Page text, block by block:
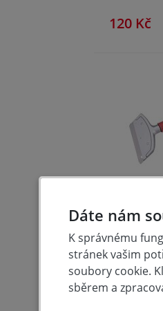
120 Kč
199 Kč
Dáte nám
K správnému
stránek vašim
soubory cookie.
sběrem a